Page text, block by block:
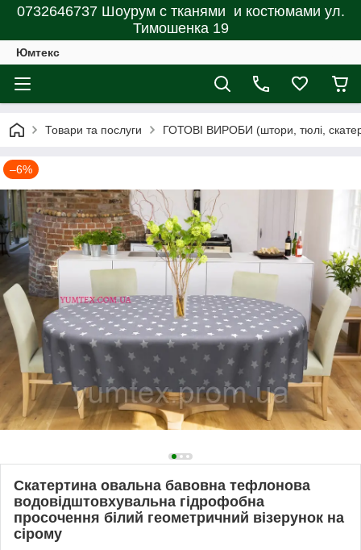
0732646737 Шоурум с тканями и костюмами ул.
Тимошенка 19
Юмтекс
Товари та послуги ГОТОВІ ВИРОБИ (штори, тюлі,
–6%
Скатертина овальна бавовна тефлонова
водовідштовхувальна гідрофобна
просочення білий геометричний візерунок на
сірому